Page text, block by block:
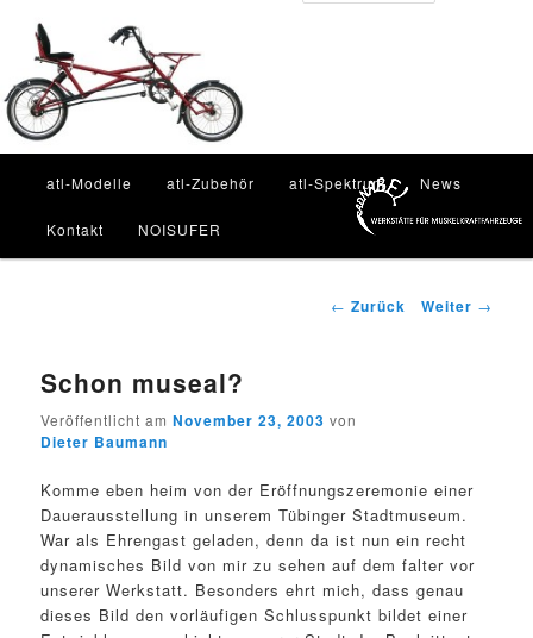
Inhalt
wechseln
atl-Modelle atl-Zubehör atl-Spektrum News
Kontakt NOISUFER
Beitragsnavigation
← Zurück Weiter →
Schon museal?
Veröffentlicht amNovember 23, 2003 von
Dieter Baumann
Komme eben heim von der Eröffnungszeremonie einer
Dauerausstellung in unserem Tübinger Stadtmuseum.
War als Ehrengast geladen, denn da ist nun ein recht
dynamisches Bild von mir zu sehen auf dem falter vor
unserer Werkstatt. Besonders ehrt mich, dass genau
dieses Bild den vorläufigen Schlusspunkt bildet einer